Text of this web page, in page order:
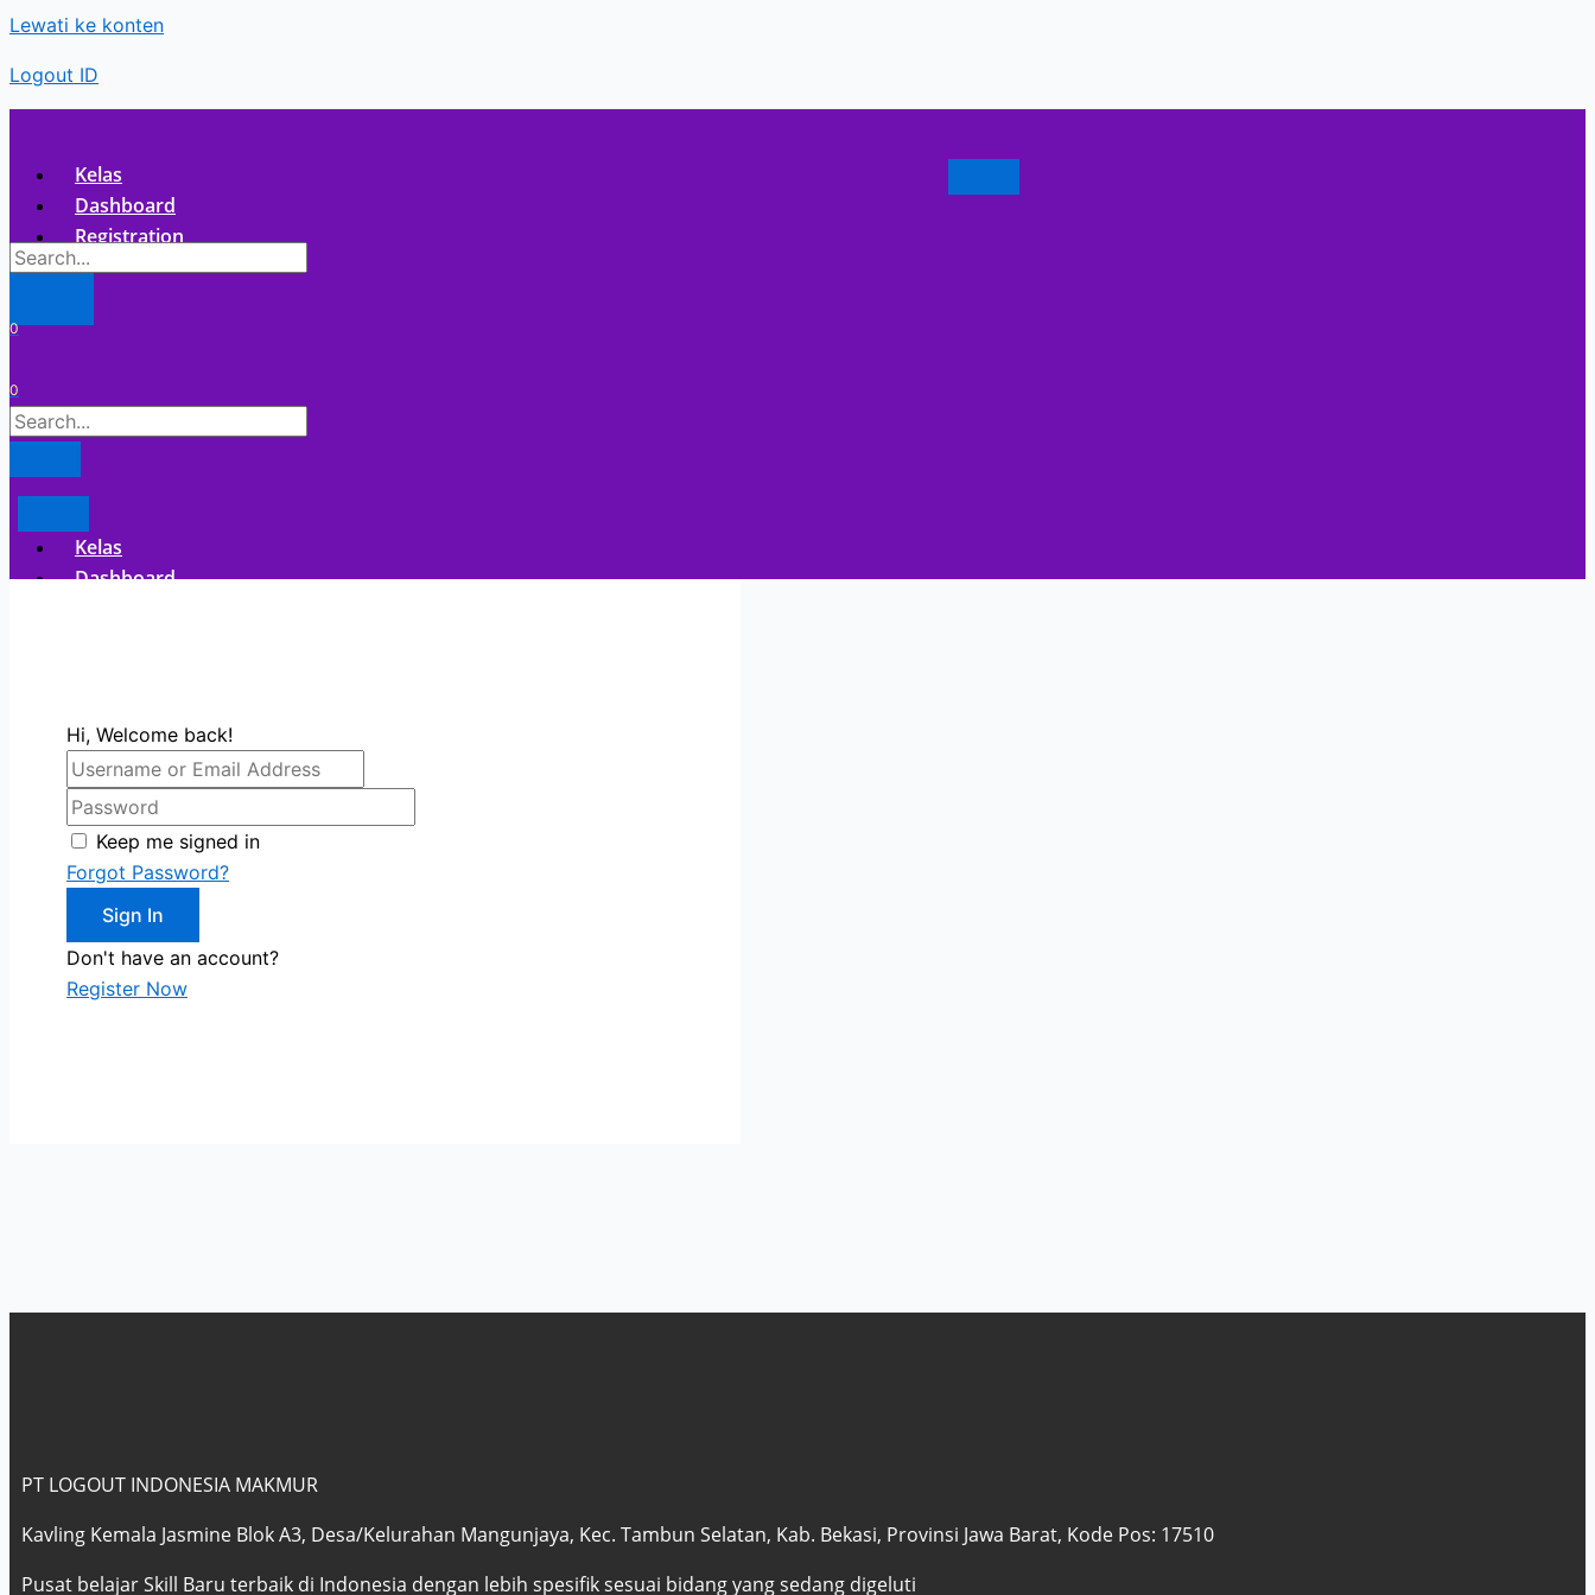
Lewati ke konten
Logout ID
Kelas
Dashboard
Registration
0
0
Kelas
Dashboard
Hi, Welcome back!
Keep me signed in
Forgot Password?
Sign In
Don't have an account?
Register Now
PT LOGOUT INDONESIA MAKMUR
Kavling Kemala Jasmine Blok A3, Desa/Kelurahan Mangunjaya, Kec. Tambun Selatan, Kab. Bekasi, Provinsi Jawa Barat, Kode Pos: 17510
Pusat belajar Skill Baru terbaik di Indonesia dengan lebih spesifik sesuai bidang yang sedang digeluti